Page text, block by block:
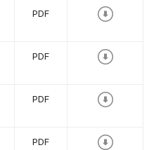
PDF
PDF
PDF
PDF